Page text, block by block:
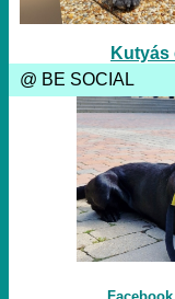
Kutyás
@ BE SOCIAL